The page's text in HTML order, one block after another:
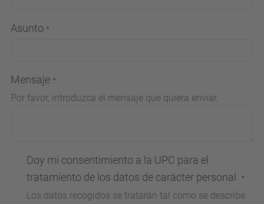
Asunto
Mensaje
Por favor, introduzca el mensaje que quiera enviar.
Doy mi consentimiento a la UPC para el
tratamiento de los datos de carácter personal
Los datos recogidos se tratarán tal como se describe